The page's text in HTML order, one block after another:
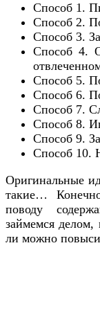
Способ 1.
Способ 2.
Способ 3.
Способ 4.
Способ 5.
Способ 6.
Способ 7.
Способ 8.
Способ 9.
Способ 10.
Оригинальные
такие…
поводу
займемся делом,
ли можно